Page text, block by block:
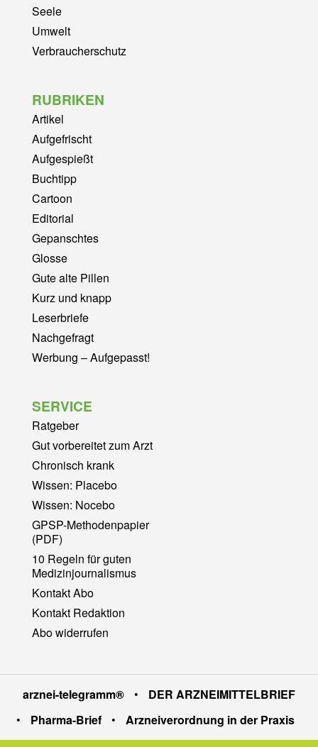
Seele
Umwelt
Verbraucherschutz
RUBRIKEN
Artikel
Aufgefrischt
Aufgespießt
Buchtipp
Cartoon
Editorial
Gepanschtes
Glosse
Gute alte Pillen
Kurz und knapp
Leserbriefe
Nachgefragt
Werbung – Aufgepasst!
SERVICE
Ratgeber
Gut vorbereitet zum Arzt
Chronisch krank
Wissen: Placebo
Wissen: Nocebo
GPSP-Methodenpapier
(PDF)
10 Regeln für guten
Medizinjournalismus
Kontakt Abo
Kontakt Redaktion
Abo widerrufen
arznei-telegramm® •
DER ARZNEIMITTELBRIEF
•
Pharma-Brief • Arzneiverordnung in der Praxis